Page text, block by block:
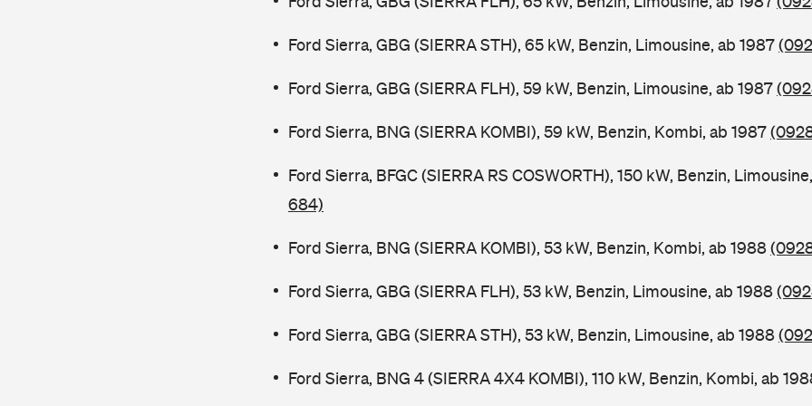
Ford Sierra, GBG (SIERRA STH), 65 kW, Benzin, Limousine, ab 1987
Ford Sierra, GBG (SIERRA FLH), 59 kW, Benzin, Limousine, ab 1987
Ford Sierra, BNG (SIERRA KOMBI), 59 kW, Benzin, Kombi, ab 1987
Ford Sierra, BFGC (SIERRA RS COSWORTH), 150 kW, Benzin,
684)
Ford Sierra, BNG (SIERRA KOMBI), 53 kW, Benzin, Kombi, ab 1988
Ford Sierra, GBG (SIERRA FLH), 53 kW, Benzin, Limousine, ab 1988
Ford Sierra, GBG (SIERRA STH), 53 kW, Benzin, Limousine, ab 1988
Ford Sierra, BNG 4 (SIERRA 4X4 KOMBI), 110 kW, Benzin, Kombi, ab